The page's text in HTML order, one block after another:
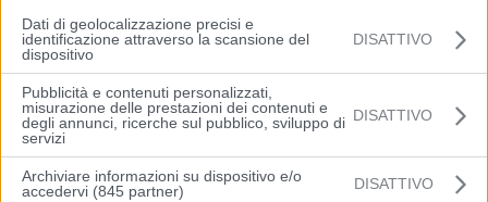
Dati di geolocalizzazione precisi e
identificazione attraverso la scansione del
dispositivo
DISATTIVO
Pubblicità e contenuti personalizzati,
misurazione delle prestazioni dei contenuti e
degli annunci, ricerche sul pubblico, sviluppo di
servizi
DISATTIVO
Archiviare informazioni su dispositivo e/o
accedervi (845 partner)
DISATTIVO
(Arpae)
Articolo precedente Articolo successivo